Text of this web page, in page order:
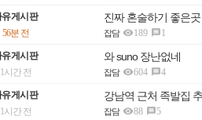
유게시판 진짜 혼술하기 좋은
56분 전 잡담 189 1
유게시판 와 suno 장난없네
1시간 전 잡담 604 4
유게시판 강남역 근처 족발집
1시간 전 잡담 88 5